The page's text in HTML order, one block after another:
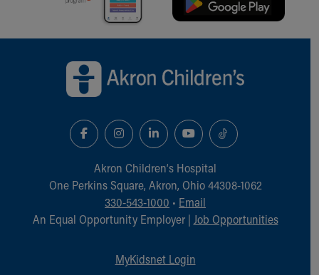
Akron Children‘s Hospital
One Perkins Square, Akron, Ohio 44308-1062
330-543-1000 • Email
An Equal Opportunity Employer | Job Opportunities
MyKidsnet Login